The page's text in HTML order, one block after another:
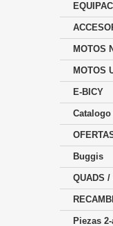
MOTOS
MOTOS
E-BICY
Buggis
QUADS /
Piezas